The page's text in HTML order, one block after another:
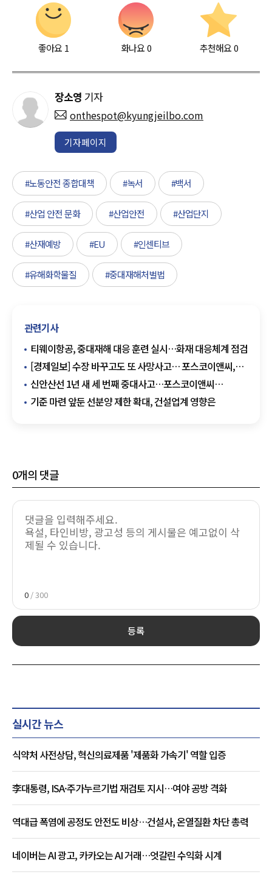
좋아요 1 화나요0 추천해요 0
장소영 기자
onthespot@kyungjeilbo.com
기자페이지
#노동안전 종합대책 #녹서 #백서
#산업 안전 문화 #산업안전 #산업단지
#산재예방 #EU #인센티브
#유해화학물질 #중대재해처벌법
관련기사
티웨이항공, 중대재해 대응 훈련 실시…화재 대응체계 점검
[경제일보] 수장 바꾸고도 또 사망사고… 포스코이앤씨,
구호만 남은 안전쇄신
신안산선 1년 새 세 번째 중대사고…포스코이앤씨
안전관리 도마
기준 마련 앞둔 선분양 제한 확대, 건설업계 영향은
0개의 댓글
0 / 300
등록
실시간 뉴스
식약처 사전상담, 혁신의료제품 '제품화 가속기' 역할 입증
李대통령, ISA·주가누르기법 재검토 지시…여야 공방 격화
역대급 폭염에 공정도 안전도 비상…건설사, 온열질환 차단 총력
네이버는 AI 광고, 카카오는 AI 거래…엇갈린 수익화 시계